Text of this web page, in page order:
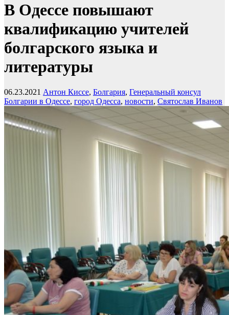
В Одессе повышают
квалификацию учителей
болгарского языка и
литературы
06.23.2021 Антон Киссе, Болгария, Генеральный консул
Болгарии в Одессе, город Одесса, новости, Святослав Иванов